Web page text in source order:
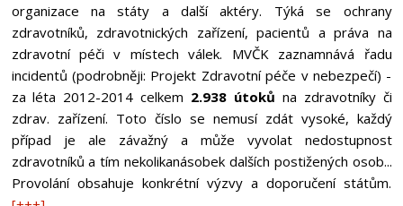
organizace na státy a další aktéry. Týká se ochrany
zdravotníků, zdravotnických zařízení, pacientů a práva na
zdravotní péči v místech válek. MVČK zaznamnává řadu
incidentů (podrobněji: Projekt Zdravotní péče v nebezpečí) -
za léta 2012-2014 celkem 2.938 útoků na zdravotníky či
zdrav. zařízení. Toto číslo se nemusí zdát vysoké, každý
případ je ale závažný a může vyvolat nedostupnost
zdravotníků a tím nekolikanásobek dalších postižených osob...
Provolání obsahuje konkrétní výzvy a doporučení státům.